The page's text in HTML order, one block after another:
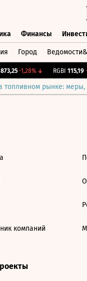
Финансы
Город Ведомости&
-1,28%↓ RGBI 115,19 -
топливном рынке:
компаний